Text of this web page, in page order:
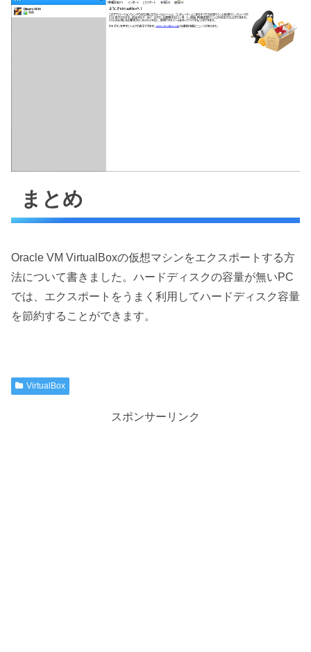
まとめ
Oracle VM VirtualBoxの仮想マシンをエクスポートする方
法について書きました。ハードディスクの容量が無いPC
では、エクスポートをうまく利用してハードディスク容量
を節約することができます。
VirtualBox
スポンサーリンク